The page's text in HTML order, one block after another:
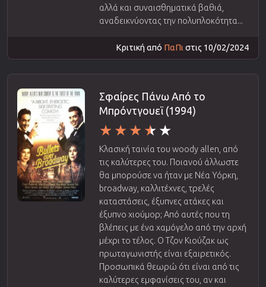
αλλά και συναισθηματικά βαθιά,
αναδεικνύοντας την πολυπλοκότητα...
Κριτική από ΠαΠι στις 10/02/2024
Σφαίρες Πάνω Από το
Μπρόντγουεϊ (1994)
Κλασική ταινία του woody allen, από
τις καλύτερες του. Ποιανού άλλωστε
θα μπορούσε να ήταν με Νέα Υόρκη,
broadway, καλλιτέχνες, τρελές
καταστάσεις, έξυπνες ατάκες και
έξυπνο χιούμορ; Από αυτές που τη
βλέπεις με ένα χαμόγελο από την αρχή
μέχρι το τέλος. Ο Τζον Κιούζακ ως
πρωταγωνιστής είναι εξαιρετικός.
Προσωπικά θεωρώ ότι είναι από τις
καλύτερες εμφανίσεις του, αν και